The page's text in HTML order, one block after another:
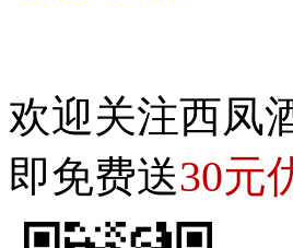
欢迎关注西凤
即免费送30元